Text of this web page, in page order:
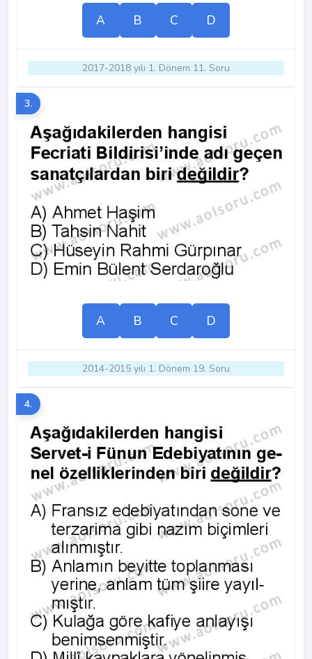
A B C D
2017-2018 yılı 1. Dönem 11. Soru
3.
A B C D
2014-2015 yılı 1. Dönem 19. Soru
4.